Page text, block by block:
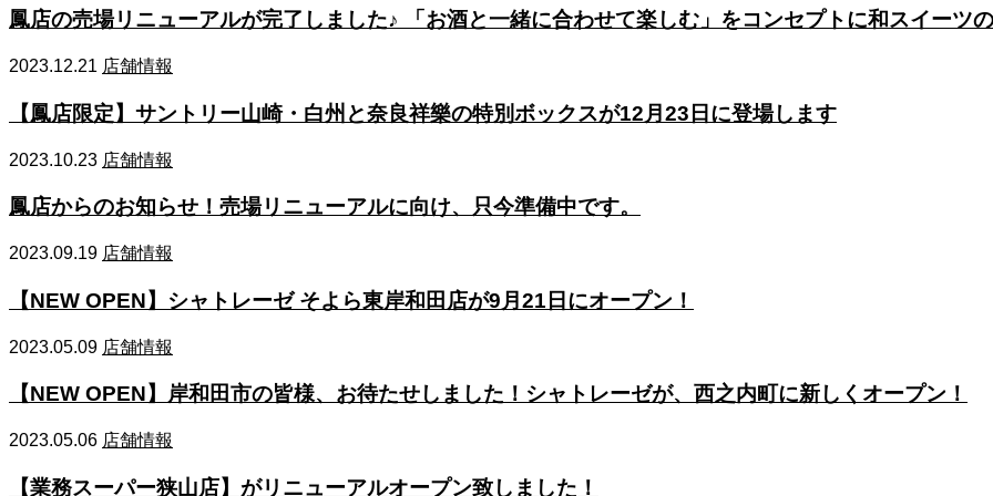
鳳店の売場リニューアルが完了しました♪ 「お酒と一緒に合わせて楽しむ」をコンセプトに和スイーツ
2023.12.21 店舗情報
【鳳店限定】サントリー山崎・白州と奈良祥樂の特別ボックスが12月23日に登場します
2023.10.23 店舗情報
鳳店からのお知らせ！売場リニューアルに向け、只今準備中です。
2023.09.19 店舗情報
【NEW OPEN】シャトレーゼ そよら東岸和田店が9月21日にオープン！
2023.05.09 店舗情報
【NEW OPEN】岸和田市の皆様、お待たせしました！シャトレーゼが、西之内町に新しくオープン！
2023.05.06 店舗情報
【業務スーパー狭山店】がリニューアルオープン致しました！